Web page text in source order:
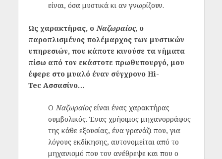
είναι, όσα μυστικά κι αν γνωρίζουν.
Ως χαρακτήρας, ο Ναζωραίος, ο
παροπλισμένος πολέμαρχος των μυστικών
υπηρεσιών, που κάποτε κινούσε τα νήματα
πίσω από τον εκάστοτε πρωθυπουργό, μου
έφερε στο μυαλό έναν σύγχρονο Hi-
Tec Ασσασίνο…
Ο Ναζωραίοςείναι ένας χαρακτήρας
συμβολικός. Ένας χρήσιμος μηχανορράφος
της κάθε εξουσίας, ένα γρανάζι που, για
λόγους εκδίκησης, αυτονομείται από το
μηχανισμό που τον ανέθρεψε και που ο